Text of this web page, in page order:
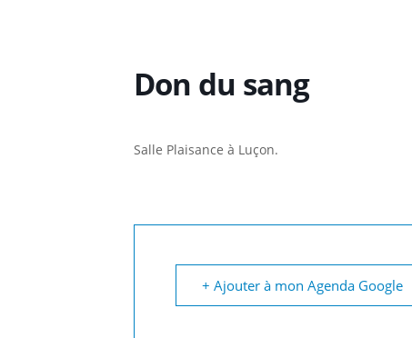
Don du sang
Salle Plaisance à Luçon.
+ Ajouter à mon Agenda Google